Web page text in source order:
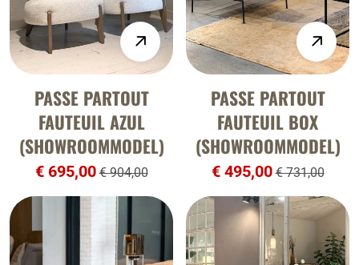
PASSE PARTOUT
FAUTEUIL AZUL
(SHOWROOMMODEL)
€ 695,00 € 904,00
PASSE PARTOUT
FAUTEUIL BOX
(SHOWROOMMODEL)
€ 495,00 € 731,00